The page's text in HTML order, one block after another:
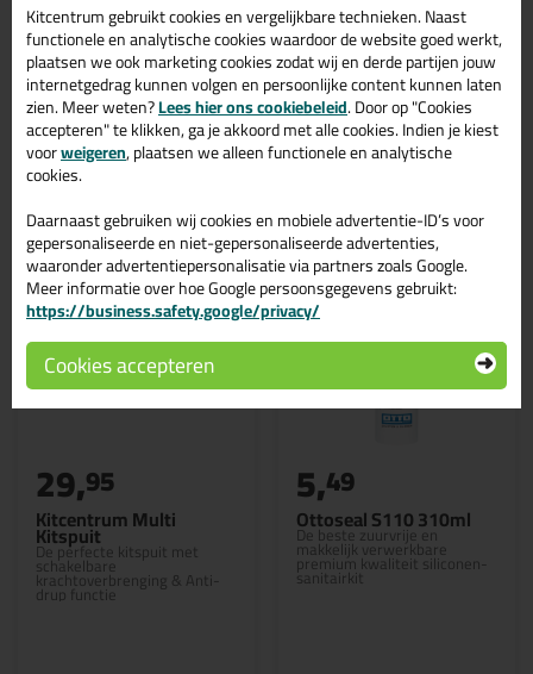
Wil je meer weten over de toepassing en kenmerken van dit
product?Lees alles over dit product >
Gerelateerde producten
Kitcentrum Multi
Kitspuit
De perfecte kitspuit met
schakelbare
krachtoverbrenging & Anti-
drup functie
29,95
Ottoseal S110 310ml
De beste zuurvrije en
makkelijk verwerkbare
premium kwaliteit siliconen-
sanitairkit
5,49
Kitcentrum gebruikt cookies en vergelijkbare technieken. Naast
functionele en analytische cookies waardoor de website goed werkt,
plaatsen we ook marketing cookies zodat wij en derde partijen jouw
internetgedrag kunnen volgen en persoonlijke content kunnen laten
zien. Meer weten?Lees hier ons cookiebeleid. Door op "Cookies
accepteren" te klikken, ga je akkoord met alle cookies. Indien je kiest
voorweigeren, plaatsen we alleen functionele en analytische
cookies.
Daarnaast gebruiken wij cookies en mobiele advertentie-ID’s voor
gepersonaliseerde en niet-gepersonaliseerde advertenties,
waaronder advertentiepersonalisatie via partners zoals Google.
Meer informatie over hoe Google persoonsgegevens gebruikt:
https://business.safety.google/privacy/
Cookies accepteren